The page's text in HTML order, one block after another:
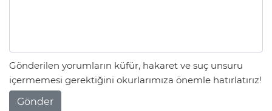
Gönderilen yorumların küfür, hakaret ve suç unsuru
içermemesi gerektiğini okurlarımıza önemle hatırlatırız!
Gönder